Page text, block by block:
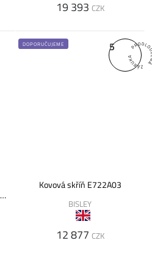
19 393 CZK
5
DOPORUČUJEME
Kovová skříň E722A03
BISLEY
12 877 CZK